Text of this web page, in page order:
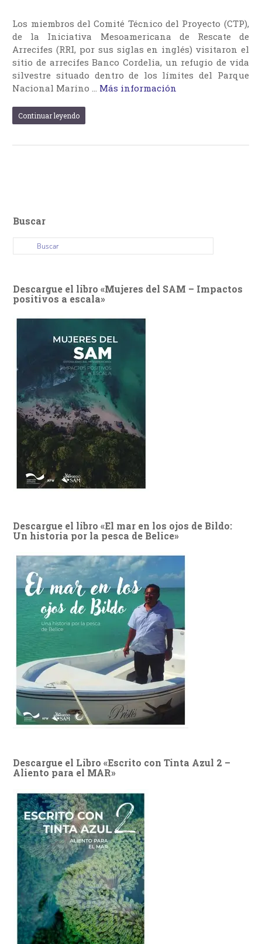
Los miembros del Comité Técnico del Proyecto (CTP),
de la Iniciativa Mesoamericana de Rescate de
Arrecifes (RRI, por sus siglas en inglés) visitaron el
sitio de arrecifes Banco Cordelia, un refugio de vida
silvestre situado dentro de los límites del Parque
Nacional Marino … Más información
Continuar leyendo
Buscar
Descargue el libro «Mujeres del SAM – Impactos
positivos a escala»
Descargue el libro «El mar en los ojos de Bildo:
Un historia por la pesca de Belice»
Descargue el Libro «Escrito con Tinta Azul 2 –
Aliento para el MAR»